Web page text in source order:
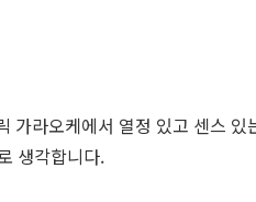
가라오케에서 열정 있고 센스
생각합니다.